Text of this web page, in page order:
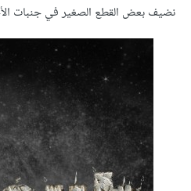
نضيف بعض القطع الصغير في جنبات